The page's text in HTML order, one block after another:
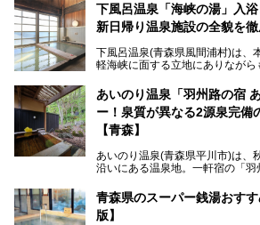
下風呂温泉「海峡の湯」入
新日帰り温泉施設の全貌を徹
下風呂温泉(青森県風間浦村)は、
軽海峡に面する立地にありながら
泉ファンが訪れる温泉地です。
「海峡の湯」は、以前あった2つ
年12月にオープンした日帰り入
浴場で使用された2つの源泉を楽
無料休憩室や食事処も併設し、地
にも利用しやすい施設へ変貌し
今回、筆者は実際に海峡の湯へ訪
底解説します！
あいのり温泉「羽州路の宿
ー！泉質が異なる2源泉完備
【青森】
あいのり温泉(青森県平川市)は、
沿いにある温泉地。一軒宿の「羽
(通称:赤湯)と無色透明の単純温泉
し、いずれも源泉100％かけ流し
う。
青森県のスーパー銭湯おす
版】